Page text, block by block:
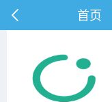
首页